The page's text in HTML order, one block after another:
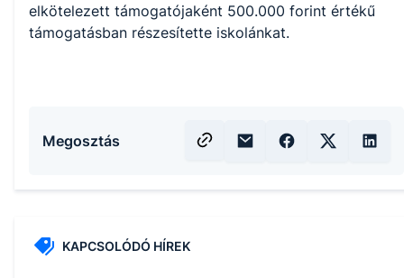
elkötelezett támogatójaként 500.000 forint értékű
támogatásban részesítette iskolánkat.
Megosztás
KAPCSOLÓDÓ HÍREK